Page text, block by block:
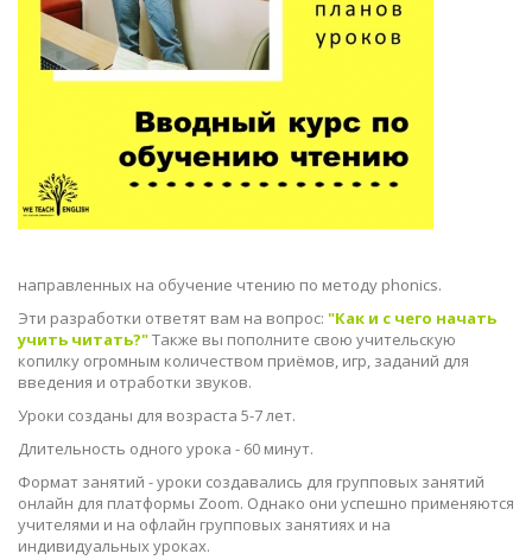
направленных на обучение чтению по методу phonics.
Эти разработки ответят вам на вопрос: "Как и с чего начать
учить читать?"Также вы пополните свою учительскую
копилку огромным количеством приёмов, игр, заданий для
введения и отработки звуков.
Уроки созданы для возраста 5-7 лет.
Длительность одного урока - 60 минут.
Формат занятий - уроки создавались для групповых занятий
онлайн для платформы Zoom. Однако они успешно применяются
учителями и на офлайн групповых занятиях и на
индивидуальных уроках.